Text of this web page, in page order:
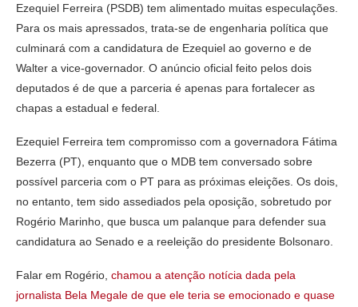
Ezequiel Ferreira (PSDB) tem alimentado muitas especulações.
Para os mais apressados, trata-se de engenharia política que
culminará com a candidatura de Ezequiel ao governo e de
Walter a vice-governador. O anúncio oficial feito pelos dois
deputados é de que a parceria é apenas para fortalecer as
chapas a estadual e federal.
Ezequiel Ferreira tem compromisso com a governadora Fátima
Bezerra (PT), enquanto que o MDB tem conversado sobre
possível parceria com o PT para as próximas eleições. Os dois,
no entanto, tem sido assediados pela oposição, sobretudo por
Rogério Marinho, que busca um palanque para defender sua
candidatura ao Senado e a reeleição do presidente Bolsonaro.
Falar em Rogério, chamou a atenção notícia dada pela
jornalista Bela Megale de que ele teria se emocionado e quase